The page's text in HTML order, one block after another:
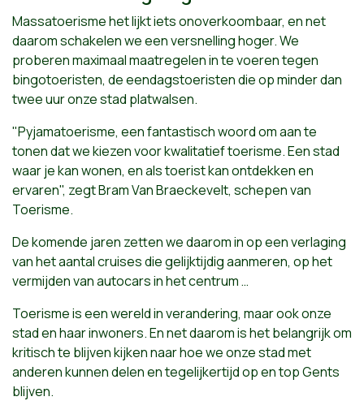
Massatoerisme het lijkt iets onoverkoombaar, en net
daarom schakelen we een versnelling hoger. We
proberen maximaal maatregelen in te voeren tegen
bingotoeristen, de eendagstoeristen die op minder dan
twee uur onze stad platwalsen.
"Pyjamatoerisme, een fantastisch woord om aan te
tonen dat we kiezen voor kwalitatief toerisme. Een stad
waar je kan wonen, en als toerist kan ontdekken en
ervaren", zegt Bram Van Braeckevelt, schepen van
Toerisme.
De komende jaren zetten we daarom in op een verlaging
van het aantal cruises die gelijktijdig aanmeren, op het
vermijden van autocars in het centrum …
Toerisme is een wereld in verandering, maar ook onze
stad en haar inwoners. En net daarom is het belangrijk om
kritisch te blijven kijken naar hoe we onze stad met
anderen kunnen delen en tegelijkertijd op en top Gents
blijven.